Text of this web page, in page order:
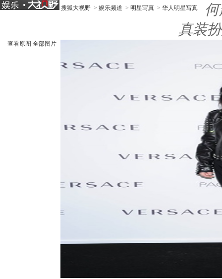
搜狐大视野 > 娱乐频道 > 明星写真 > 华人明星写真
真装
查看原图 全部图片